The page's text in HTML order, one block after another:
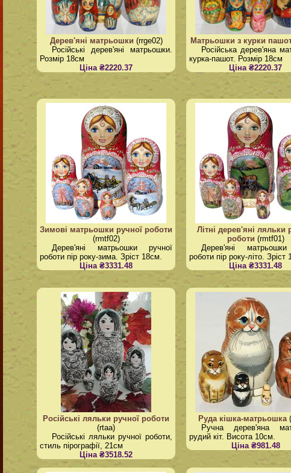
Дерев'яні матрьошки (rrge02)
Російські дерев'яні матрьошки.
Розмір 18см
Ціна ₴2220.37
Матрьошки з курки
Російська дерев'яна
курка-пашот. Розмір 18см
Ціна ₴2220.37
Зимові матрьошки ручної роботи
(rmtf02)
Дерев'яні матрьошки ручної
роботи пір року-зима. Зріст 18см.
Ціна ₴3331.48
Літні дерев'яні ляльки
роботи (rmtf01)
Дерев'яні
роботи пір року-літо. Зріст
Ціна ₴3331.48
Російські ляльки ручної роботи
(rtaa)
Російські ляльки ручної роботи,
стиль пірографії, 21см
Ціна ₴3518.52
Руда кішка-матрьошка
Ручна дерев'яна
рудий кіт. Висота 10см.
Ціна ₴981.48